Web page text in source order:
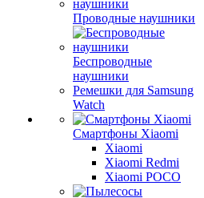
Проводные наушники
Беспроводные
наушники
Ремешки для Samsung
Watch
Смартфоны Xiaomi
Xiaomi
Xiaomi Redmi
Xiaomi POCO